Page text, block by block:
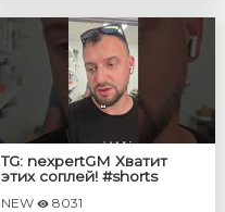
TG: nexpertGM Хватит
этих соплей! #shorts
#георгиймедведев #авто
NEW 8031